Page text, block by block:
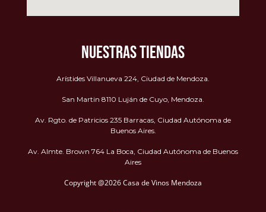
NUESTRAS TIENDAS
Arístides Villanueva 224, Ciudad de Mendoza.
San Martin 8110 Luján de Cuyo, Mendoza.
Av. Rgto. de Patricios 235 Barracas, Ciudad Autónoma de
Buenos Aires.
Av. Almte. Brown 764 La Boca, Ciudad Autónoma de Buenos
Aires
Copyright @2026 Casa de Vinos Mendoza